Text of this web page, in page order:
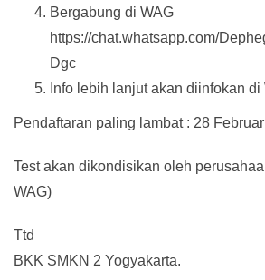
Bergabung di WAG
https://chat.whatsapp.com/
Dgc
Info lebih lanjut akan diinfokan di
Pendaftaran paling lambat : 28
Test akan dikondisikan oleh
WAG)
Ttd
BKK SMKN 2 Yogyakarta.